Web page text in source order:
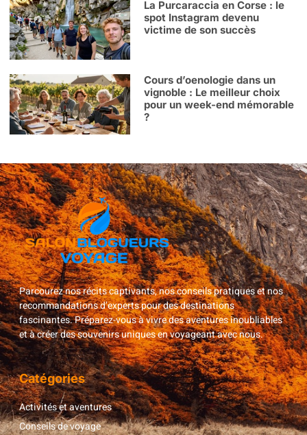
La Purcaraccia en Corse : le
spot Instagram devenu
victime de son succès
Cours d’oenologie dans un
vignoble : Le meilleur choix
pour un week-end mémorable
?
Parcourez nos récits captivants, nos conseils pratiques et nos
recommandations d’experts pour des destinations
fascinantes. Préparez-vous à vivre des aventures inoubliables
et à créer des souvenirs uniques en voyageant avec nous.
Catégories
Activités et aventures
Conseils de voyage